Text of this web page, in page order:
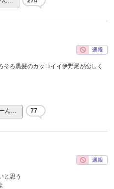
そろ黒髪のカッコイイ伊野尾が恋しく
ん… 77
と思う